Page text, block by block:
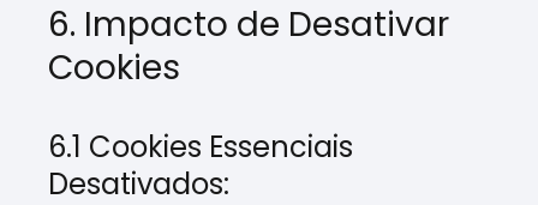
6. Impacto de Desativar
Cookies
6.1 Cookies Essenciais
Desativados: